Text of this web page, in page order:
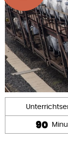
90